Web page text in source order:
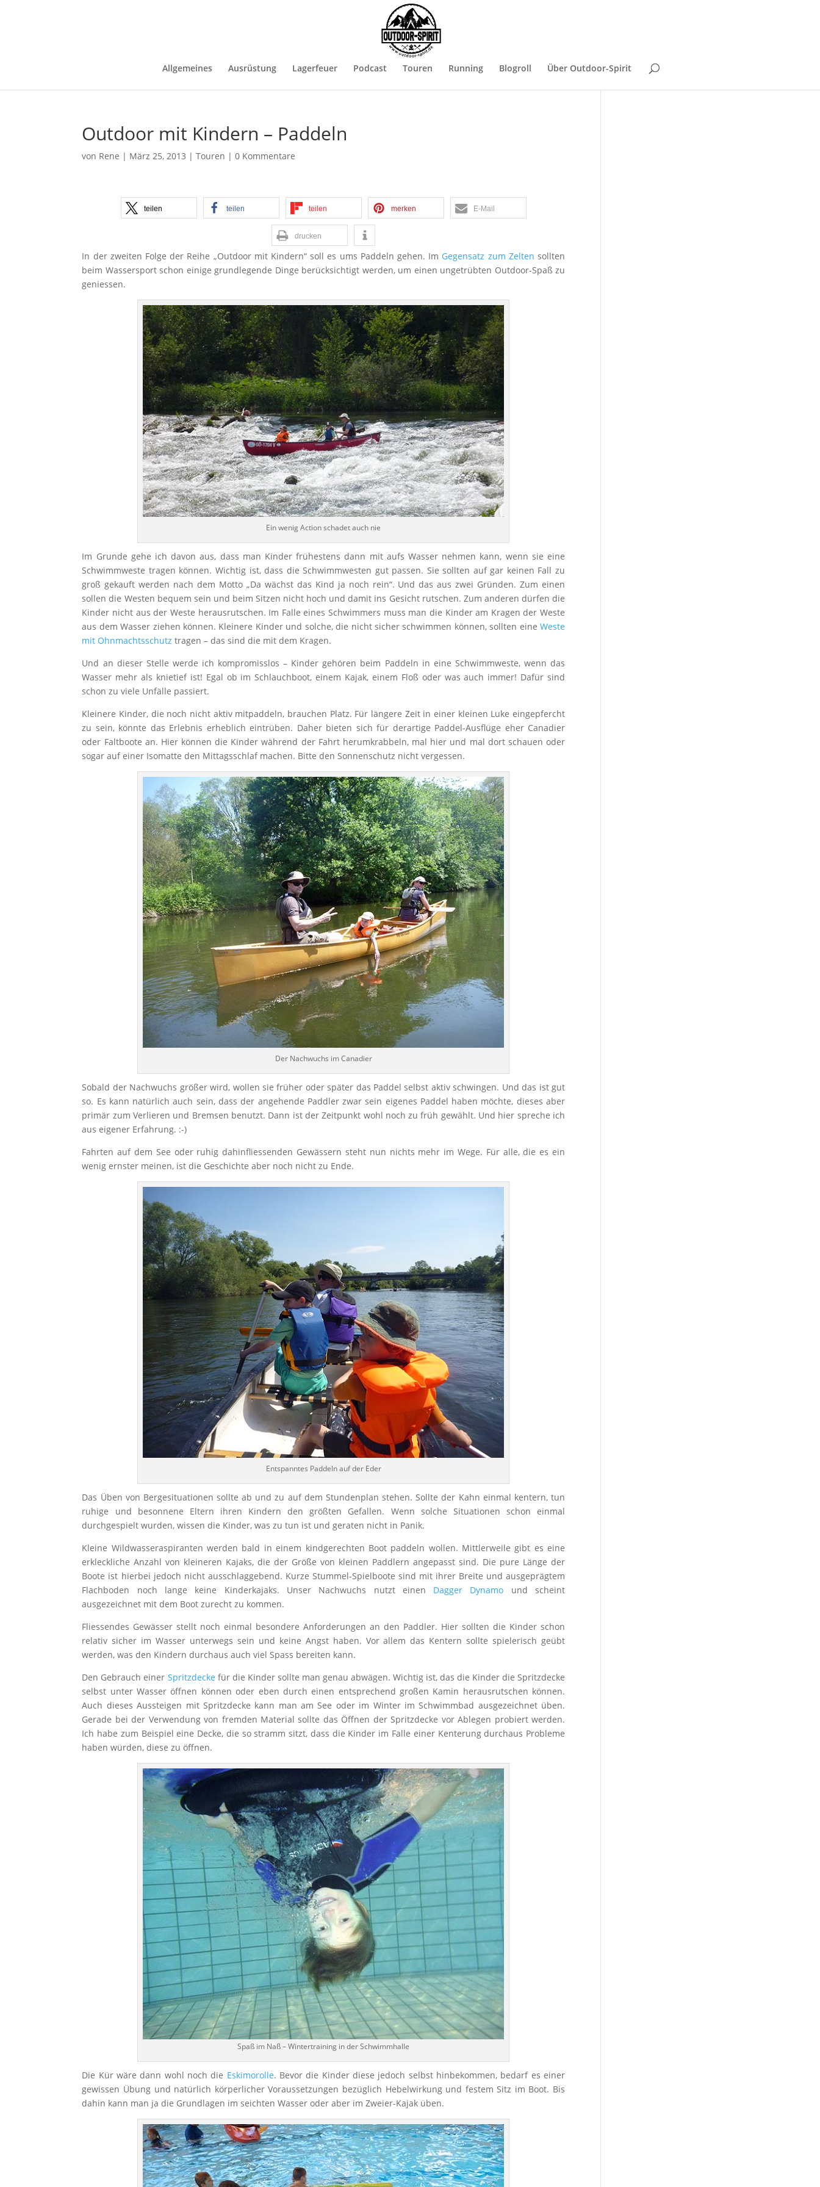
Allgemeines Ausrüstung Lagerfeuer Podcast Touren Running Blogroll Über Outdoor-Spirit
Outdoor mit Kindern – Paddeln
von Rene | März 25, 2013 |Touren |0 Kommentare
teilen teilen teilen merken E-Mail
drucken
In der zweiten Folge der Reihe „Outdoor mit Kindern“ soll es ums Paddeln gehen. Im Gegensatz zum Zelten sollten
beim Wassersport schon einige grundlegende Dinge berücksichtigt werden, um einen ungetrübten Outdoor-Spaß zu
geniessen.
Ein wenig Action schadet auch nie
Im Grunde gehe ich davon aus, dass man Kinder frühestens dann mit aufs Wasser nehmen kann, wenn sie eine
Schwimmweste tragen können. Wichtig ist, dass die Schwimmwesten gut passen. Sie sollten auf gar keinen Fall zu
groß gekauft werden nach dem Motto „Da wächst das Kind ja noch rein“. Und das aus zwei Gründen. Zum einen
sollen die Westen bequem sein und beim Sitzen nicht hoch und damit ins Gesicht rutschen. Zum anderen dürfen die
Kinder nicht aus der Weste herausrutschen. Im Falle eines Schwimmers muss man die Kinder am Kragen der Weste
aus dem Wasser ziehen können. Kleinere Kinder und solche, die nicht sicher schwimmen können, sollten eineWeste
mit Ohnmachtsschutz tragen – das sind die mit dem Kragen.
Und an dieser Stelle werde ich kompromisslos – Kinder gehören beim Paddeln in eine Schwimmweste, wenn das
Wasser mehr als knietief ist! Egal ob im Schlauchboot, einem Kajak, einem Floß oder was auch immer! Dafür sind
schon zu viele Unfälle passiert.
Kleinere Kinder, die noch nicht aktiv mitpaddeln, brauchen Platz. Für längere Zeit in einer kleinen Luke eingepfercht
zu sein, könnte das Erlebnis erheblich eintrüben. Daher bieten sich für derartige Paddel-Ausflüge eher Canadier
oder Faltboote an. Hier können die Kinder während der Fahrt herumkrabbeln, mal hier und mal dort schauen oder
sogar auf einer Isomatte den Mittagsschlaf machen. Bitte den Sonnenschutz nicht vergessen.
Der Nachwuchs im Canadier
Sobald der Nachwuchs größer wird, wollen sie früher oder später das Paddel selbst aktiv schwingen. Und das ist gut
so. Es kann natürlich auch sein, dass der angehende Paddler zwar sein eigenes Paddel haben möchte, dieses aber
primär zum Verlieren und Bremsen benutzt. Dann ist der Zeitpunkt wohl noch zu früh gewählt. Und hier spreche ich
aus eigener Erfahrung. :-)
Fahrten auf dem See oder ruhig dahinfliessenden Gewässern steht nun nichts mehr im Wege. Für alle, die es ein
wenig ernster meinen, ist die Geschichte aber noch nicht zu Ende.
Entspanntes Paddeln auf der Eder
Das Üben von Bergesituationen sollte ab und zu auf dem Stundenplan stehen. Sollte der Kahn einmal kentern, tun
ruhige und besonnene Eltern ihren Kindern den größten Gefallen. Wenn solche Situationen schon einmal
durchgespielt wurden, wissen die Kinder, was zu tun ist und geraten nicht in Panik.
Kleine Wildwasseraspiranten werden bald in einem kindgerechten Boot paddeln wollen. Mittlerweile gibt es eine
erkleckliche Anzahl von kleineren Kajaks, die der Größe von kleinen Paddlern angepasst sind. Die pure Länge der
Boote ist hierbei jedoch nicht ausschlaggebend. Kurze Stummel-Spielboote sind mit ihrer Breite und ausgeprägtem
Flachboden noch lange keine Kinderkajaks. Unser Nachwuchs nutzt einen Dagger Dynamo und scheint
ausgezeichnet mit dem Boot zurecht zu kommen.
Fliessendes Gewässer stellt noch einmal besondere Anforderungen an den Paddler. Hier sollten die Kinder schon
relativ sicher im Wasser unterwegs sein und keine Angst haben. Vor allem das Kentern sollte spielerisch geübt
werden, was den Kindern durchaus auch viel Spass bereiten kann.
Den Gebrauch einer Spritzdecke für die Kinder sollte man genau abwägen. Wichtig ist, das die Kinder die Spritzdecke
selbst unter Wasser öffnen können oder eben durch einen entsprechend großen Kamin herausrutschen können.
Auch dieses Aussteigen mit Spritzdecke kann man am See oder im Winter im Schwimmbad ausgezeichnet üben.
Gerade bei der Verwendung von fremden Material sollte das Öffnen der Spritzdecke vor Ablegen probiert werden.
Ich habe zum Beispiel eine Decke, die so stramm sitzt, dass die Kinder im Falle einer Kenterung durchaus Probleme
haben würden, diese zu öffnen.
Spaß im Naß – Wintertraining in der Schwimmhalle
Die Kür wäre dann wohl noch die Eskimorolle. Bevor die Kinder diese jedoch selbst hinbekommen, bedarf es einer
gewissen Übung und natürlich körperlicher Voraussetzungen bezüglich Hebelwirkung und festem Sitz im Boot. Bis
dahin kann man ja die Grundlagen im seichten Wasser oder aber im Zweier-Kajak üben.